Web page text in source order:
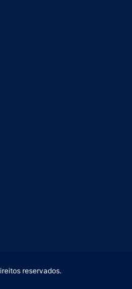
reservados.